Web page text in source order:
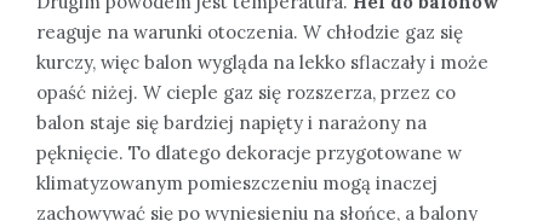
reaguje na warunki otoczenia. W chłodzie gaz się
kurczy, więc balon wygląda na lekko sflaczały i może
opaść niżej. W cieple gaz się rozszerza, przez co
balon staje się bardziej napięty i narażony na
pęknięcie. To dlatego dekoracje przygotowane w
klimatyzowanym pomieszczeniu mogą inaczej
zachowywać się po wyniesieniu na słońce, a balony